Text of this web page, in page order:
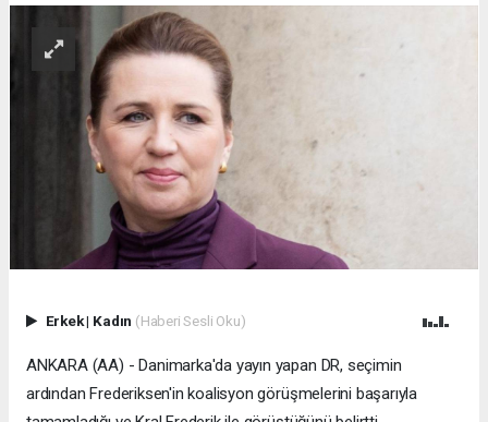
Erkek| Kadın (Haberi Sesli Oku)
ANKARA (AA) - Danimarka'da yayın yapan DR, seçimin
ardından Frederiksen'in koalisyon görüşmelerini başarıyla